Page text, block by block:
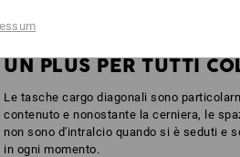
UN PLUS PER TUTTI
Le tasche cargo diagonali sono
contenuto e nonostante la cerniera, le
non sono d'intralcio quando si è seduti e
in ogni momento.